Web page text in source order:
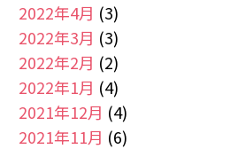
2022年4月 (3)
2022年3月 (3)
2022年2月 (2)
2022年1月 (4)
2021年12月 (4)
2021年11月 (6)